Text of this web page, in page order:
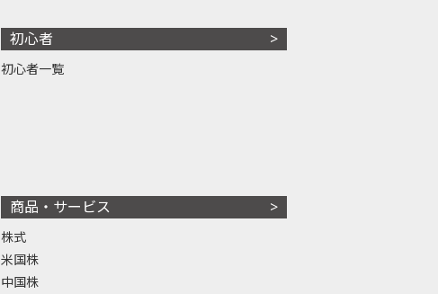
初心者
初心者一覧
商品・サービス
株式
米国株
中国株